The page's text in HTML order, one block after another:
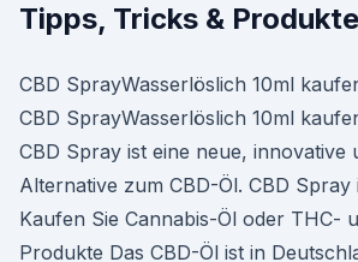
Tipps, Tricks &
CBD SprayWasserlöslich 10ml
CBD SprayWasserlöslich 10ml
CBD Spray ist eine neue, innovative
Alternative zum CBD-Öl. CBD Spray
Kaufen Sie Cannabis-Öl oder THC-
Produkte Das CBD-Öl ist in